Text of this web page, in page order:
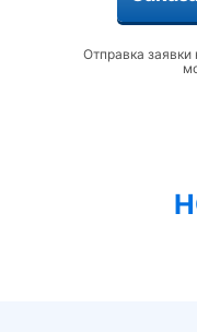
Отправка заявки